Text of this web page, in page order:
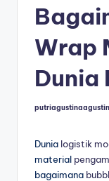
Wrap
Dunia
putriagustinaagustin
Dunia logistik
material
bagaimana